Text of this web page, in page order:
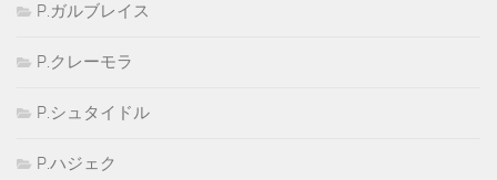
P.ガルブレイス
P.クレーモラ
P.シュタイドル
P.ハジェク